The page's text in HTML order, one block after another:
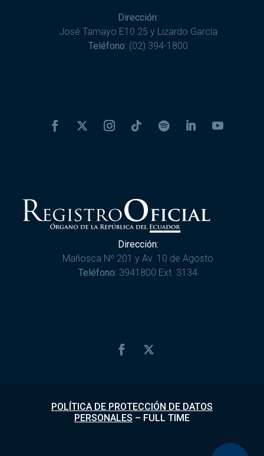
Dirección:
José Tamayo E10 25 y Lizardo García
Teléfono: (02) 394-1800
Dirección:
Mañosca Nº 201 y Av. 10 de Agosto
Teléfono: 3941800 Ext. 3134
POLÍTICA DE PROTECCIÓN DE DATOS
PERSONALES – FULL TIME